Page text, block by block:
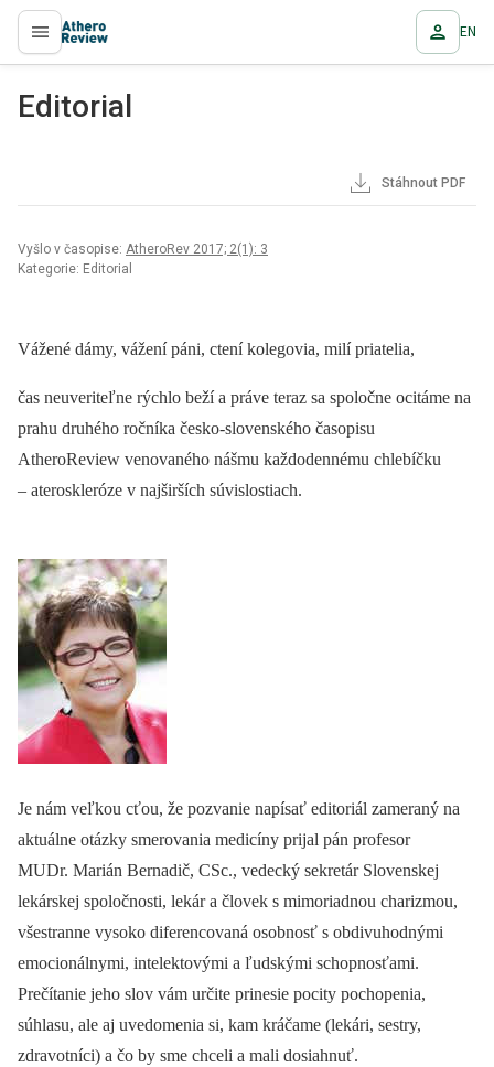
proLékaře.cz EN
Editorial
Stáhnout PDF
Vyšlo v časopise: AtheroRev 2017; 2(1): 3
Kategorie: Editorial
Vážené dámy, vážení páni, ctení kolegovia, milí priatelia,
čas neuveriteľne rýchlo beží a práve teraz sa spoločne ocitáme na
prahu druhého ročníka česko-slovenského časopisu
AtheroReview venovaného nášmu každodennému chlebíčku
–⁠ ateroskleróze v najširších súvislostiach.
Je nám veľkou cťou, že pozvanie napísať editoriál zameraný na
aktuálne otázky smerovania medicíny prijal pán profesor
MUDr. Marián Bernadič, CSc., vedecký sekretár Slovenskej
lekárskej spoločnosti, lekár a človek s mimoriadnou charizmou,
všestranne vysoko diferencovaná osobnosť s obdivuhodnými
emocionálnymi, intelektovými a ľudskými schopnosťami.
Prečítanie jeho slov vám určite prinesie pocity pochopenia,
súhlasu, ale aj uvedomenia si, kam kráčame (lekári, sestry,
zdravotníci) a čo by sme chceli a mali dosiahnuť.